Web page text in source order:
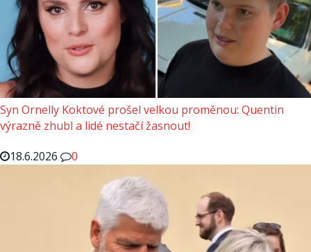
Syn Ornelly Koktové prošel velkou proměnou: Quentin
výrazně zhubl a lidé nestačí žasnout!
18.6.2026
0